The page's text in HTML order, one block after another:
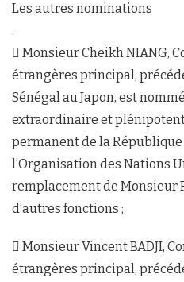
Les autres nominations
.
 Monsieur Cheikh NIANG,
étrangères principal,
Sénégal au Japon, est
extraordinaire et
permanent de la
l’Organisation des Nations
remplacement de Monsieur
d’autres fonctions ;
 Monsieur Vincent BADJI,
étrangères principal,